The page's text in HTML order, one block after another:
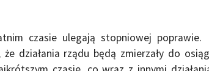
czasie ulegają stopniowej poprawie.
że działania rządu będą zmierzały do